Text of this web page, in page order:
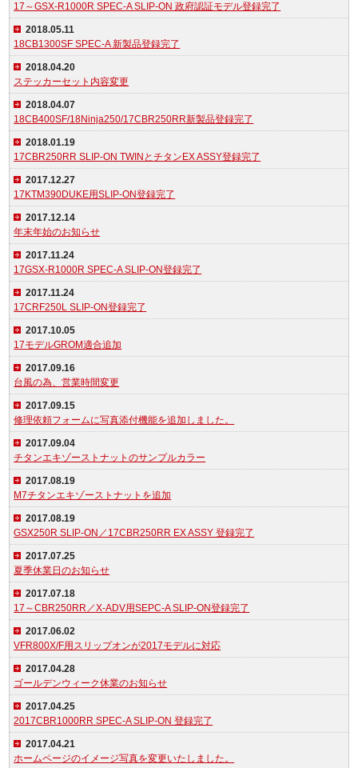
17～GSX-R1000R SPEC-A SLIP-ON 政府認証モデル登録完了
2018.05.11
18CB1300SF SPEC-A 新製品登録完了
2018.04.20
ステッカーセット内容変更
2018.04.07
18CB400SF/18Ninja250/17CBR250RR新製品登録完了
2018.01.19
17CBR250RR SLIP-ON TWINとチタンEX ASSY登録完了
2017.12.27
17KTM390DUKE用SLIP-ON登録完了
2017.12.14
年末年始のお知らせ
2017.11.24
17GSX-R1000R SPEC-A SLIP-ON登録完了
2017.11.24
17CRF250L SLIP-ON登録完了
2017.10.05
17モデルGROM適合追加
2017.09.16
台風の為、営業時間変更
2017.09.15
修理依頼フォームに写真添付機能を追加しました。
2017.09.04
チタンエキゾーストナットのサンプルカラー
2017.08.19
M7チタンエキゾーストナットを追加
2017.08.19
GSX250R SLIP-ON／17CBR250RR EX ASSY 登録完了
2017.07.25
夏季休業日のお知らせ
2017.07.18
17～CBR250RR／X-ADV用SEPC-A SLIP-ON登録完了
2017.06.02
VFR800X/F用スリップオンが2017モデルに対応
2017.04.28
ゴールデンウィーク休業のお知らせ
2017.04.25
2017CBR1000RR SPEC-A SLIP-ON 登録完了
2017.04.21
ホームページのイメージ写真を変更いたしました。